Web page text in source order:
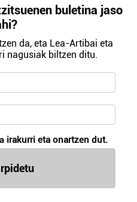
buletina jaso
da, eta Lea-Artibai eta
nagusiak biltzen ditu.
irakurri eta onartzen dut.